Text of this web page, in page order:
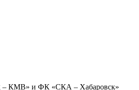
КМВ» и ФК «СКА – Хабаровск»